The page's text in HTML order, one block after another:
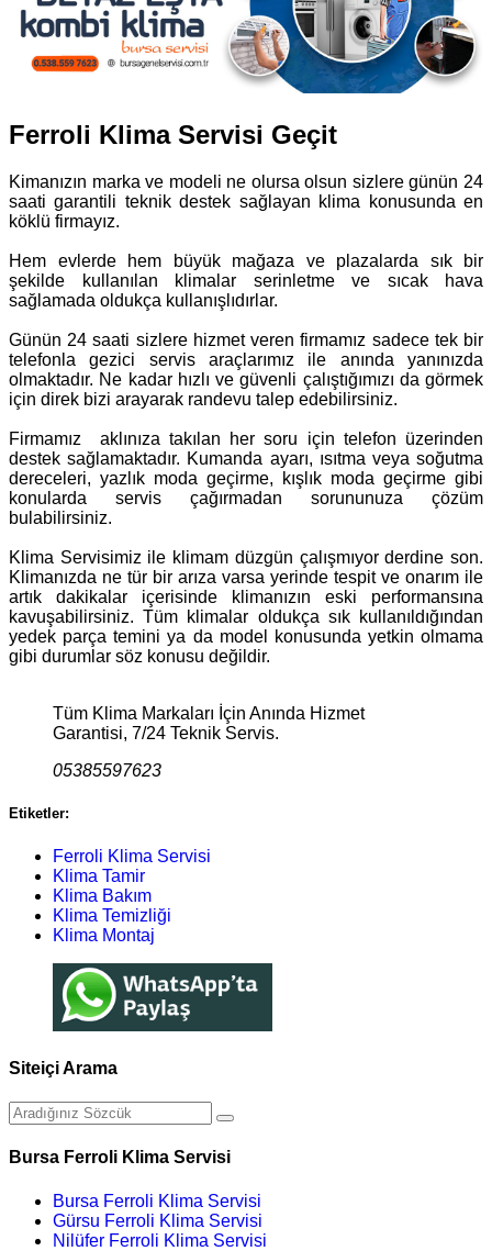
Ferroli Klima Servisi Geçit
Kimanızın marka ve modeli ne olursa olsun sizlere günün 24
saati garantili teknik destek sağlayan klima konusunda en
köklü firmayız.
Hem evlerde hem büyük mağaza ve plazalarda sık bir
şekilde kullanılan klimalar serinletme ve sıcak hava
sağlamada oldukça kullanışlıdırlar.
Günün 24 saati sizlere hizmet veren firmamız sadece tek bir
telefonla gezici servis araçlarımız ile anında yanınızda
olmaktadır. Ne kadar hızlı ve güvenli çalıştığımızı da görmek
için direk bizi arayarak randevu talep edebilirsiniz.
Firmamız aklınıza takılan her soru için telefon üzerinden
destek sağlamaktadır. Kumanda ayarı, ısıtma veya soğutma
dereceleri, yazlık moda geçirme, kışlık moda geçirme gibi
konularda servis çağırmadan sorununuza çözüm
bulabilirsiniz.
Klima Servisimiz ile klimam düzgün çalışmıyor derdine son.
Klimanızda ne tür bir arıza varsa yerinde tespit ve onarım ile
artık dakikalar içerisinde klimanızın eski performansına
kavuşabilirsiniz. Tüm klimalar oldukça sık kullanıldığından
yedek parça temini ya da model konusunda yetkin olmama
gibi durumlar söz konusu değildir.
Tüm Klima Markaları İçin Anında Hizmet
Garantisi, 7/24 Teknik Servis.
05385597623
Etiketler:
Ferroli Klima Servisi
Klima Tamir
Klima Bakım
Klima Temizliği
Klima Montaj
Siteiçi Arama
Bursa Ferroli Klima Servisi
Bursa Ferroli Klima Servisi
Gürsu Ferroli Klima Servisi
Nilüfer Ferroli Klima Servisi